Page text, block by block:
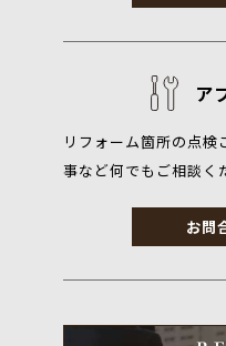
ア
リフォーム箇所の点検
事など何でもご相談く
お問